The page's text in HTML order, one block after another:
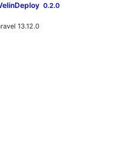
0.2.0
13.12.0